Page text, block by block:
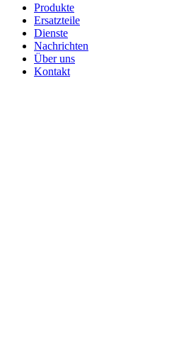
Produkte
Ersatzteile
Dienste
Nachrichten
Über uns
Kontakt